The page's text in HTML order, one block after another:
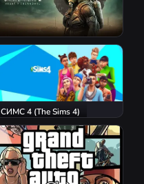
S.T.A.L.K.E.R. 2: Heart of
Chornobyl
СИМС 4 (The Sims 4)